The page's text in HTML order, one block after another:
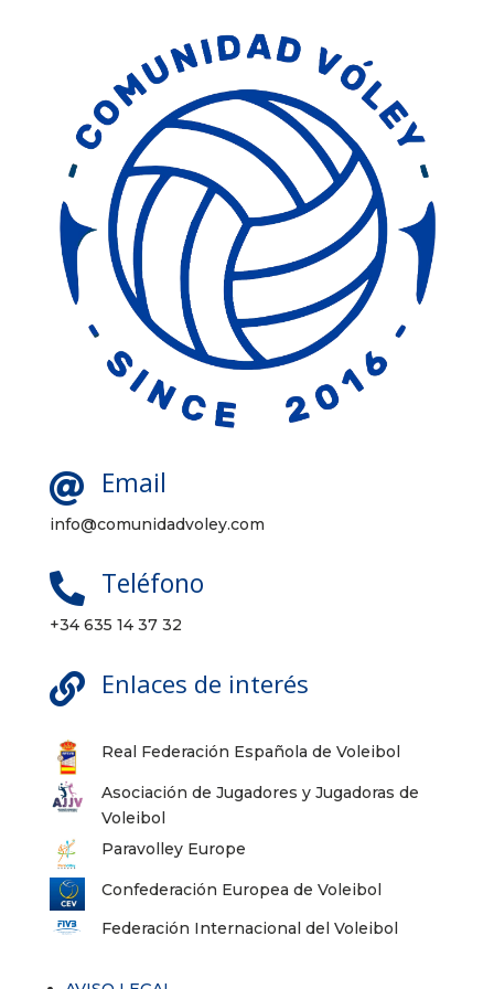
 Email
info@comunidadvoley.com
 Teléfono
+34 635 14 37 32
 Enlaces de interés
Real Federación Española de Voleibol
Asociación de Jugadores y Jugadoras de
Voleibol
Paravolley Europe
Confederación Europea de Voleibol
Federación Internacional del Voleibol